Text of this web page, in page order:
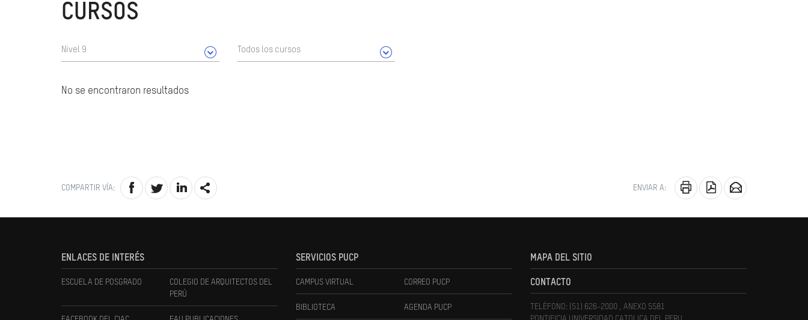
CURSOS
Nivel 9 Todos los cursos
No se encontraron resultados
COMPARTIR VÍA: ENVIAR A:
ENLACES DE INTERÉS
ESCUELA DE POSGRADO
COLEGIO DE ARQUITECTOS DEL
PERÚ
SERVICIOS PUCP
CAMPUS VIRTUAL CORREO PUCP
BIBLIOTECA AGENDA PUCP
MAPA DEL SITIO
CONTACTO
TELÉFONO: (51) 626-2000 , ANEXO 5581